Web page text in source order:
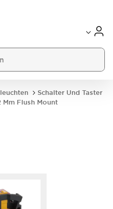
Schalter Und Taster
Mm Flush Mount